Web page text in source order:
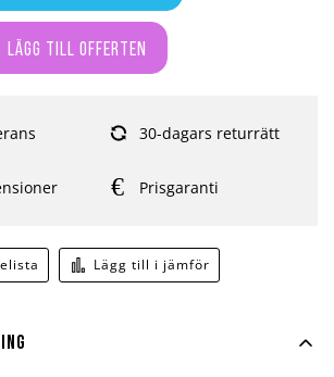
Lägg till offerten
Lägg till i jämför
30-dagars returrätt
Prisgaranti